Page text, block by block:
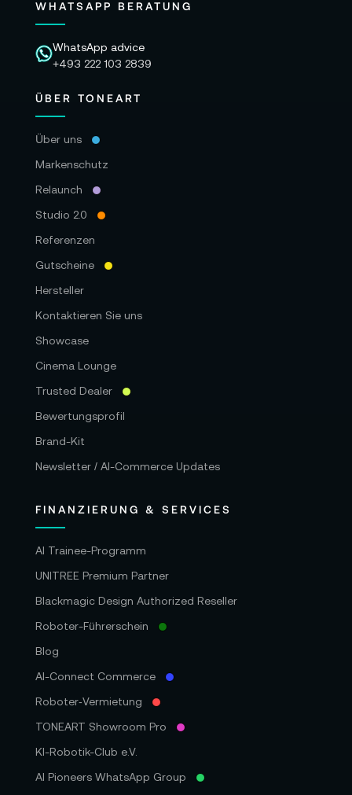
WHATSAPP BERATUNG
WhatsApp advice
+493 222 103 2839
ÜBER TONEART
Über uns
Markenschutz
Relaunch
Studio 2.0
Referenzen
Gutscheine
Hersteller
Kontaktieren Sie uns
Showcase
Cinema Lounge
Trusted Dealer
Bewertungsprofil
Brand-Kit
Newsletter / AI-Commerce Updates
FINANZIERUNG & SERVICES
AI Trainee-Programm
UNITREE Premium Partner
Blackmagic Design Authorized Reseller
Roboter-Führerschein
Blog
AI-Connect Commerce
Roboter‑Vermietung
TONEART Showroom Pro
KI-Robotik-Club e.V.
AI Pioneers WhatsApp Group